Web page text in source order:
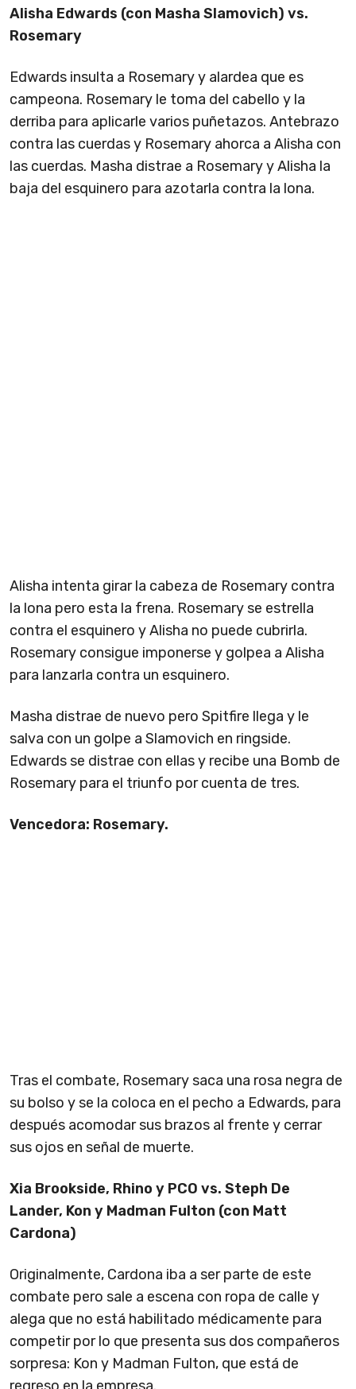
Alisha Edwards (con Masha Slamovich) vs.
Rosemary
Edwards insulta a Rosemary y alardea que es
campeona. Rosemary le toma del cabello y la
derriba para aplicarle varios puñetazos. Antebrazo
contra las cuerdas y Rosemary ahorca a Alisha con
las cuerdas. Masha distrae a Rosemary y Alisha la
baja del esquinero para azotarla contra la lona.
Alisha intenta girar la cabeza de Rosemary contra
la lona pero esta la frena. Rosemary se estrella
contra el esquinero y Alisha no puede cubrirla.
Rosemary consigue imponerse y golpea a Alisha
para lanzarla contra un esquinero.
Masha distrae de nuevo pero Spitfire llega y le
salva con un golpe a Slamovich en ringside.
Edwards se distrae con ellas y recibe una Bomb de
Rosemary para el triunfo por cuenta de tres.
Vencedora: Rosemary.
Tras el combate, Rosemary saca una rosa negra de
su bolso y se la coloca en el pecho a Edwards, para
después acomodar sus brazos al frente y cerrar
sus ojos en señal de muerte.
Xia Brookside, Rhino y PCO vs. Steph De
Lander, Kon y Madman Fulton (con Matt
Cardona)
Originalmente, Cardona iba a ser parte de este
combate pero sale a escena con ropa de calle y
alega que no está habilitado médicamente para
competir por lo que presenta sus dos compañeros
sorpresa: Kon y Madman Fulton, que está de